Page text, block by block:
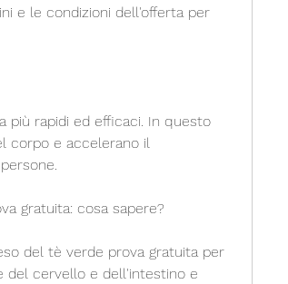
più rapidi ed efficaci. In questo
corpo e accelerano il
gratuita: cosa sapere?
del tè verde prova gratuita per
del cervello e dell'intestino e